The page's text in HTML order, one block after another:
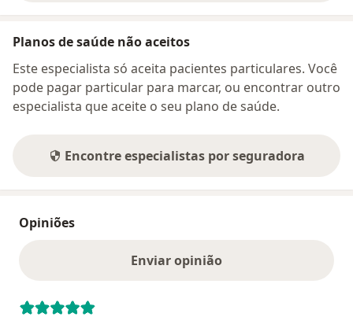
Planos de saúde não aceitos
Este especialista só aceita pacientes particulares. Você
pode pagar particular para marcar, ou encontrar outro
especialista que aceite o seu plano de saúde.
Encontre especialistas por seguradora
Opiniões
Enviar opinião